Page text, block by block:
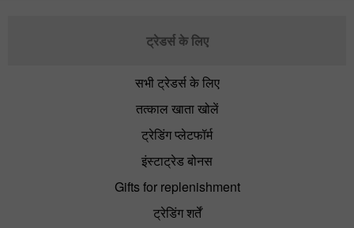
ट्रेडर्स के लिए
सभी ट्रेडर्स के लिए
तत्काल खाता खोलें
ट्रेडिंग प्लेटफॉर्म
इंस्टाट्रेड बोनस
Gifts for replenishment
ट्रेडिंग शर्तें